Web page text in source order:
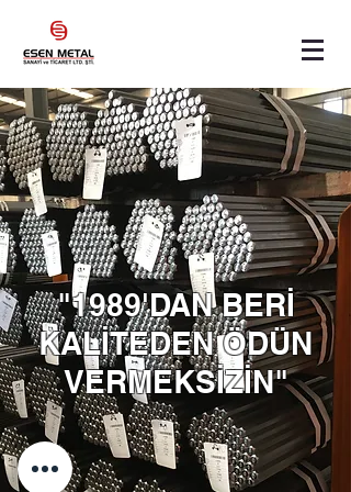
"​1989'DAN BERİ
KALİTEDEN ÖDÜN
VERMEKSİZİN"